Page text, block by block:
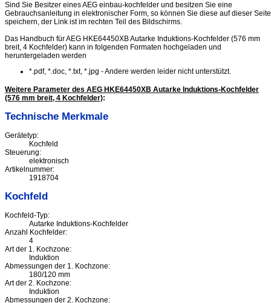
Sind Sie Besitzer eines AEG einbau-kochfelder und besitzen Sie eine
Gebrauchsanleitung in elektronischer Form, so können Sie diese auf dieser Seite
speichern, der Link ist im rechten Teil des Bildschirms.
Das Handbuch für AEG HKE64450XB Autarke Induktions-Kochfelder (576 mm
breit, 4 Kochfelder) kann in folgenden Formaten hochgeladen und
heruntergeladen werden
*.pdf, *.doc, *.txt, *.jpg - Andere werden leider nicht unterstützt.
Weitere Parameter des AEG HKE64450XB Autarke Induktions-Kochfelder
(576 mm breit, 4 Kochfelder):
Technische Merkmale
Gerätetyp:
Kochfeld
Steuerung:
elektronisch
Artikelnummer:
1918704
Kochfeld
Kochfeld-Typ:
Autarke Induktions-Kochfelder
Anzahl Kochfelder:
4
Art der 1. Kochzone:
Induktion
Abmessungen der 1. Kochzone:
180/120 mm
Art der 2. Kochzone:
Induktion
Abmessungen der 2. Kochzone: